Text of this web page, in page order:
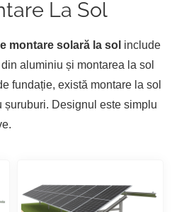
La Sol
montare solară la sol include
aluminiu și montarea la sol
fundație, există montare la sol
Designul este simplu